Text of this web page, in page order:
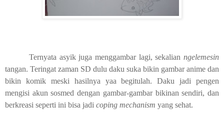
Ternyata asyik juga menggambar lagi, sekalian ngelemesin
tangan. Teringat zaman SD dulu daku suka bikin gambar anime dan
bikin komik meski hasilnya yaa begitulah. Daku jadi pengen
mengisi akun sosmed dengan gambar-gambar bikinan sendiri, dan
berkreasi seperti ini bisa jadi coping mechanism yang sehat.